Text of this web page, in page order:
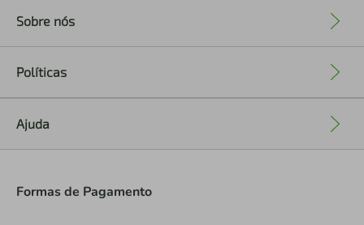
Sobre nós
Políticas
Ajuda
Formas de Pagamento